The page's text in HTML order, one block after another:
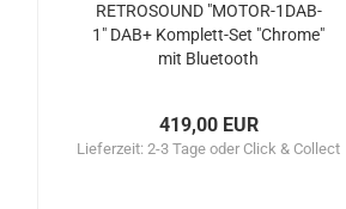
RETROSOUND "MOTOR-1DAB-
1" DAB+ Komplett-Set "Chrome"
mit Bluetooth
419,00 EUR
Lieferzeit: 2-3 Tage oder Click & Collect